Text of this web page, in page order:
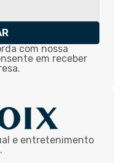
com nossa
em receber
e entretenimento